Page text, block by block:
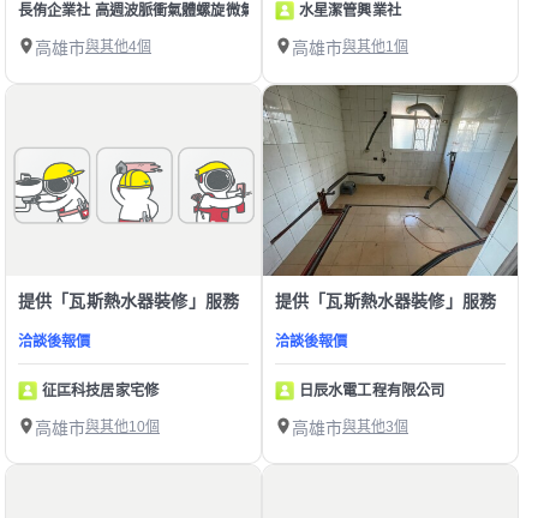
長侑企業社 高週波脈衝氣體螺旋微氣泡科技 清洗水管/清洗水塔/清洗熱水器
高雄市與其他4個
水星潔管興業社
高雄市與其他1個
提供「瓦斯熱水器裝修」服務
洽談後報價
征匞科技居家宅修
高雄市與其他10個
提供「瓦斯熱水器裝修」服務
洽談後報價
日辰水電工程有限公司
高雄市與其他3個